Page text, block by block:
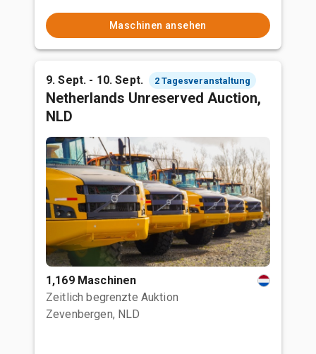
Maschinen ansehen
9. Sept. - 10. Sept. 2 Tagesveranstaltung
Netherlands Unreserved Auction,
NLD
1,169 Maschinen
Zeitlich begrenzte Auktion
Zevenbergen, NLD